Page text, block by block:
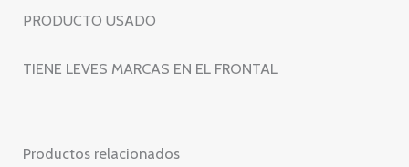
PRODUCTO USADO
TIENE LEVES MARCAS EN EL FRONTAL
Productos relacionados